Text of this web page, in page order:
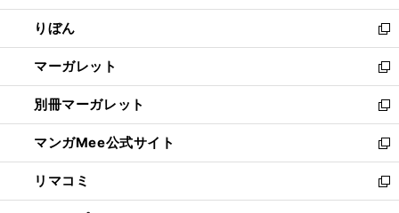
開
く
ウ
で
開
く
ン
ド
ウ
で
開
く
ウ
ィ
ン
ド
ウ
で
開
く
りぼん
新
し
い
ウ
ィ
ン
ド
ウ
で
開
マーガレット
新
し
い
ウ
ィ
ン
ド
ウ
別冊マーガレット
新
し
い
ウ
ィ
ン
マンガMee公式サイト
新
し
い
ウ
リマコミ
新
し